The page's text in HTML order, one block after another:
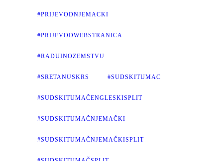
#PRIJEVODNJEMACKI
#PRIJEVODWEBSTRANICA
#RADUINOZEMSTVU
#SRETANUSKRS #SUDSKITUMAC
#SUDSKITUMAČENGLESKISPLIT
#SUDSKITUMAČNJEMAČKI
#SUDSKITUMAČNJEMAČKISPLIT